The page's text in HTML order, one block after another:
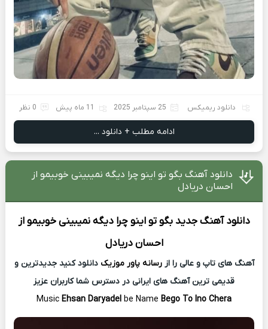
دانلود ریمیکس 25 سپتامبر 2025 11 ماه پیش 0 نظر
ادامه مطلب + دانلود ...
دانلود آهنگ بگو تو اینو چرا دیگه نمیبینی خوبیمو از
احسان دریادل
دانلود آهنگ جدید بگو تو اینو چرا دیگه نمیبینی خوبیمو از
احسان دریادل
آهنگ های تاپ و عالی را ازرسانه پاور موزیک دانلود کنید جدیدترین و
قدیمی ترین آهنگ های ایرانی در دسترس شما کاربران عزیز
Music Ehsan Daryadel be Name Bego To Ino Chera